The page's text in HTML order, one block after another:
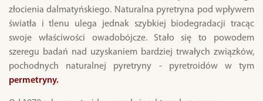
złocienia dalmatyńskiego. Naturalna pyretryna pod wpływem
światła i tlenu ulega jednak szybkiej biodegradacji tracąc
swoje właściwości owadobójcze. Stało się to powodem
szeregu badań nad uzyskaniem bardziej trwałych związków,
pochodnych naturalnej pyretryny - pyretroidów w tym
permetryny.